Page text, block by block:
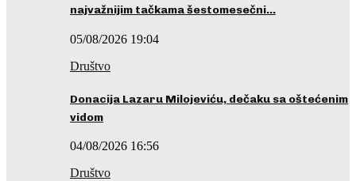
najvažnijim tačkama šestomesečni…
05/08/2026 19:04
Društvo
Donacija Lazaru Milojeviću, dečaku sa oštećenim
vidom
04/08/2026 16:56
Društvo